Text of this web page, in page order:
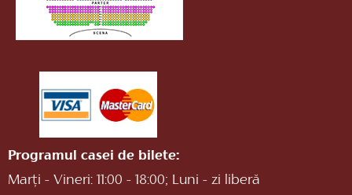
Programul casei de bilete:
Marți - Vineri: 11:00 - 18:00; Luni - zi liberă